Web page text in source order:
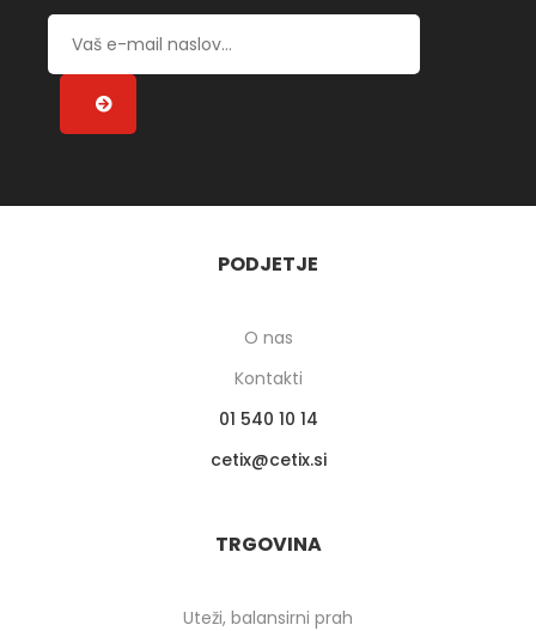
PODJETJE
O nas
Kontakti
01 540 10 14
cetix
cetix.si
TRGOVINA
Uteži, balansirni prah